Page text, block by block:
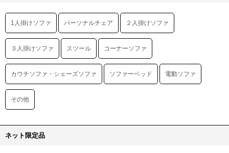
1人掛けソファ パーソナルチェア ２人掛けソファ
３人掛けソファ スツール コーナーソファ
カウチソファ・シェーズソファ ソファーベッド 電動ソファ
その他
ネット限定品